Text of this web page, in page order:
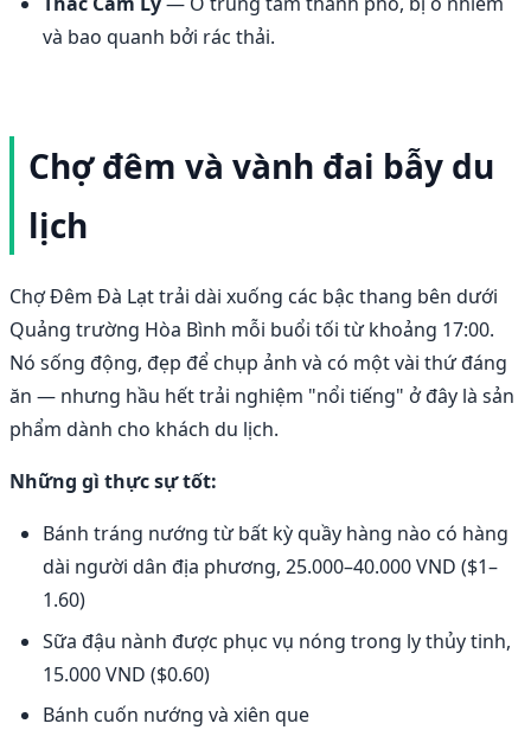
và bao quanh bởi rác thải.
Chợ đêm và vành đai bẫy du
lịch
Chợ Đêm Đà Lạt trải dài xuống các bậc thang bên dưới
Quảng trường Hòa Bình mỗi buổi tối từ khoảng 17:00.
Nó sống động, đẹp để chụp ảnh và có một vài thứ đáng
ăn — nhưng hầu hết trải nghiệm "nổi tiếng" ở đây là sản
phẩm dành cho khách du lịch.
Những gì thực sự tốt:
Bánh tráng nướng từ bất kỳ quầy hàng nào có hàng
dài người dân địa phương, 25.000–40.000 VND ($1–
1.60)
Sữa đậu nành được phục vụ nóng trong ly thủy tinh,
15.000 VND ($0.60)
Bánh cuốn nướng và xiên que